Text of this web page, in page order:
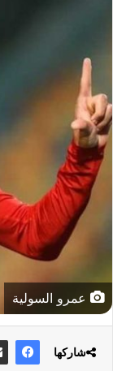
عمرو السولية
شاركها